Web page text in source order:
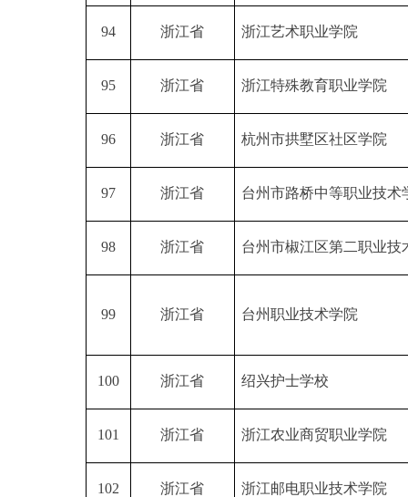
94 浙江省 浙江艺术职业学院
95 浙江省 浙江特殊教育职业学院
96 浙江省 杭州市拱墅区社区学院
97 浙江省 台州市路桥中等职业技术
98 浙江省 台州市椒江区第二职业技
99 浙江省 台州职业技术学院
100 浙江省 绍兴护士学校
101 浙江省 浙江农业商贸职业学院
102 浙江省 浙江邮电职业技术学院